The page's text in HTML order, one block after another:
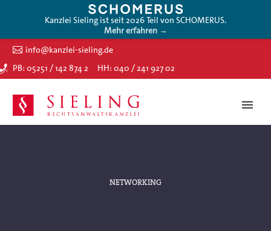
Kanzlei Sieling ist seit 2026 Teil von SCHOMERUS.
Mehr erfahren →
info@kanzlei-sieling.de
PB: 05251 / 142 874 2
HH: 040 / 241 927 02
NETWORKING